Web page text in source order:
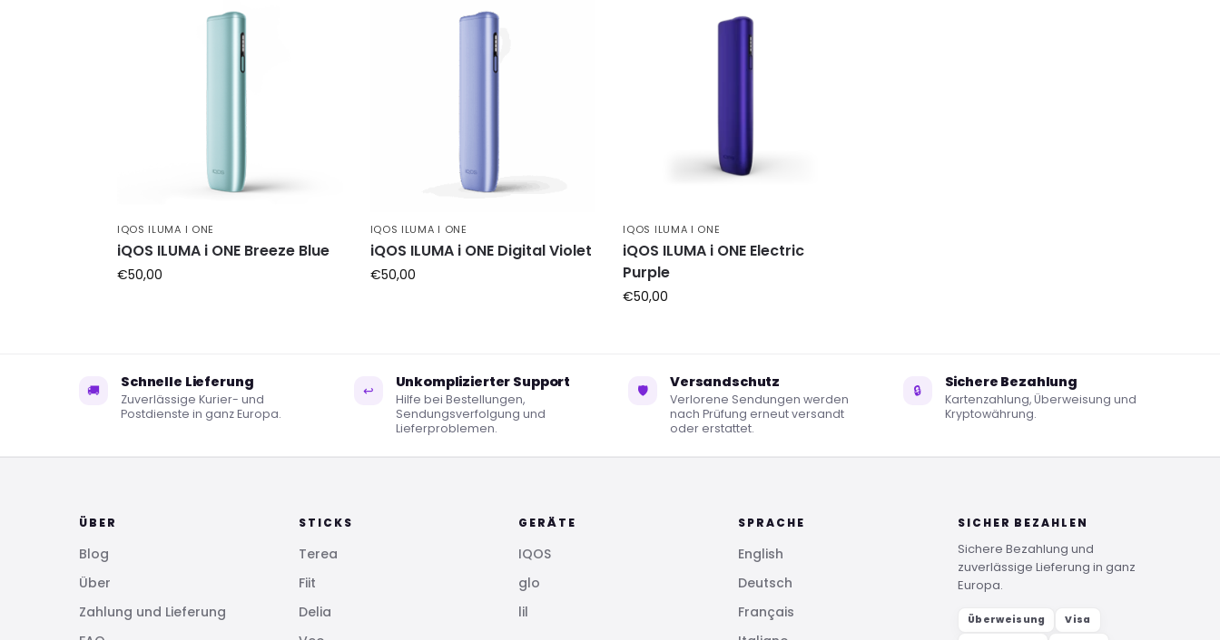
IQOS ILUMA I ONE
iQOS ILUMA i ONE Breeze Blue
€50,00
IQOS ILUMA I ONE
iQOS ILUMA i ONE Digital Violet
€50,00
IQOS ILUMA I ONE
iQOS ILUMA i ONE Electric
Purple
€50,00
🚚 Schnelle Lieferung
Zuverlässige Kurier- und
Postdienste in ganz Europa.
↩ Unkomplizierter Support
Hilfe bei Bestellungen,
Sendungsverfolgung und
Lieferproblemen.
🛡 Versandschutz
Verlorene Sendungen werden
nach Prüfung erneut versandt
oder erstattet.
🔒 Sichere Bezahlung
Kartenzahlung, Überweisung und
Kryptowährung.
ÜBER
Blog
Über
Zahlung und Lieferung
STICKS
Terea
Fiit
Delia
GERÄTE
IQOS
glo
lil
SPRACHE
English
Deutsch
Français
SICHER BEZAHLEN
Sichere Bezahlung und
zuverlässige Lieferung in ganz
Europa.
Überweisung
Visa